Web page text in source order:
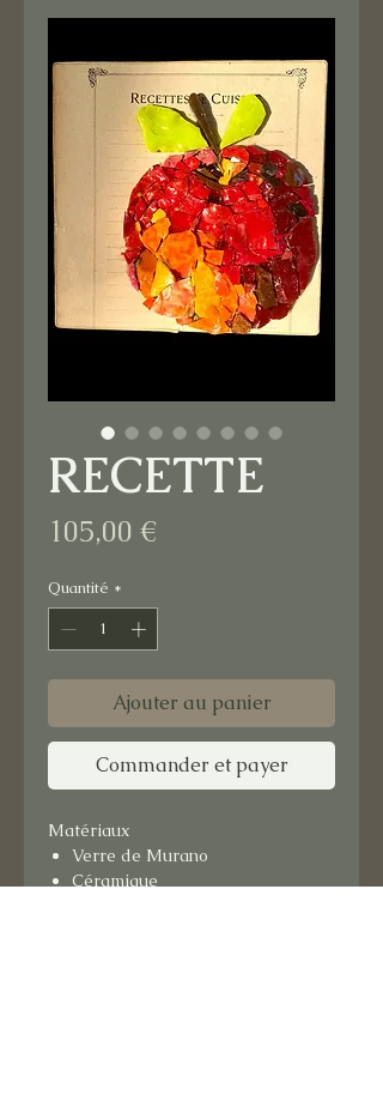
RECETTE
105,00 €
Quantité *
Ajouter au panier
Commander et payer
Matériaux
Verre de Murano
Céramique